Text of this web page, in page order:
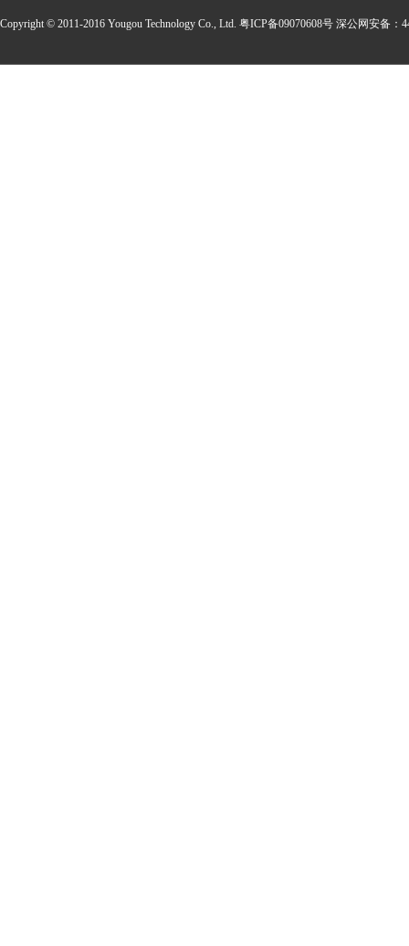
Copyright © 2011-2016 Yougou Technology Co., Ltd. 粤ICP备09070608号 深公网安备：